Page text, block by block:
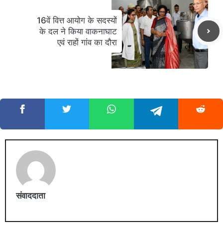
16वें वित्त आयोग के सदस्यों
के दल ने किया वाकनाघाट
एवं राहों गांव का दौरा
संवाददाता